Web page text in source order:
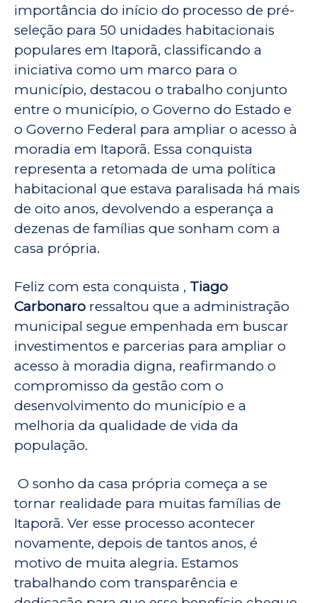
importância do início do processo de pré-
seleção para 50 unidades habitacionais
populares em Itaporã, classificando a
iniciativa como um marco para o
município, destacou o trabalho conjunto
entre o município, o Governo do Estado e
o Governo Federal para ampliar o acesso à
moradia em Itaporã. Essa conquista
representa a retomada de uma política
habitacional que estava paralisada há mais
de oito anos, devolvendo a esperança a
dezenas de famílias que sonham com a
casa própria.
Feliz com esta conquista , Tiago
Carbonaro ressaltou que a administração
municipal segue empenhada em buscar
investimentos e parcerias para ampliar o
acesso à moradia digna, reafirmando o
compromisso da gestão com o
desenvolvimento do município e a
melhoria da qualidade de vida da
população.
O sonho da casa própria começa a se
tornar realidade para muitas famílias de
Itaporã. Ver esse processo acontecer
novamente, depois de tantos anos, é
motivo de muita alegria. Estamos
trabalhando com transparência e